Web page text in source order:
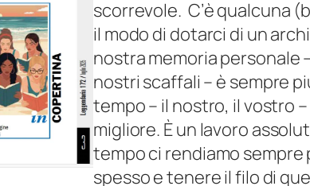
0
2
5
q
u
a
n
scorrevole. C’è qualcuna
il modo di dotarci di un
nostra memoria personale
nostri scaffali – è sempre
tempo – il nostro, il vostro
migliore. È un lavoro
tempo ci rendiamo
spesso e tenere il filo di